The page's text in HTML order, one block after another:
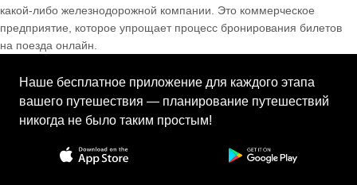
какой-либо железнодорожной компании. Это коммерческое
предприятие, которое упрощает процесс бронирования билетов
на поезда онлайн.
Наше бесплатное приложение для каждого этапа
вашего путешествия — планирование путешествий
никогда не было таким простым!